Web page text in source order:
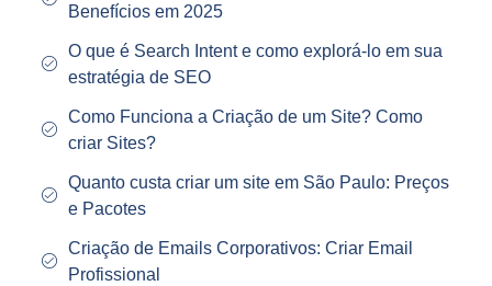
Benefícios em 2025
O que é Search Intent e como explorá-lo em sua
estratégia de SEO
Como Funciona a Criação de um Site? Como
criar Sites?
Quanto custa criar um site em São Paulo: Preços
e Pacotes
Criação de Emails Corporativos: Criar Email
Profissional